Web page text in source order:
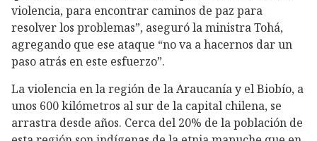
violencia, para encontrar caminos de paz para
resolver los problemas”, aseguró la ministra Tohá,
agregando que ese ataque “no va a hacernos dar un
paso atrás en este esfuerzo”.
La violencia en la región de la Araucanía y el Biobío, a
unos 600 kilómetros al sur de la capital chilena, se
arrastra desde años. Cerca del 20% de la población de